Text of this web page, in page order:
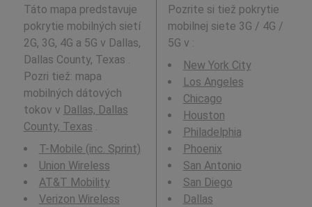
Táto mapa predstavuje
pokrytie mobilných sietí
2G, 3G, 4G a 5G v Dallas,
Dallas County, Texas .
Pozri tiež: mapa
mobilných dátových
tokov v Dallas, Dallas
County, Texas .
T-Mobile (inc. Sprint)
Union Wireless
AT&T Mobility
Verizon Wireless
Pozrite si tiež pokrytie
mobilnej siete 3G / 4G /
5G v :
New York City
Los Angeles
Chicago
Houston
Philadelphia
Phoenix
San Antonio
San Diego
Dallas